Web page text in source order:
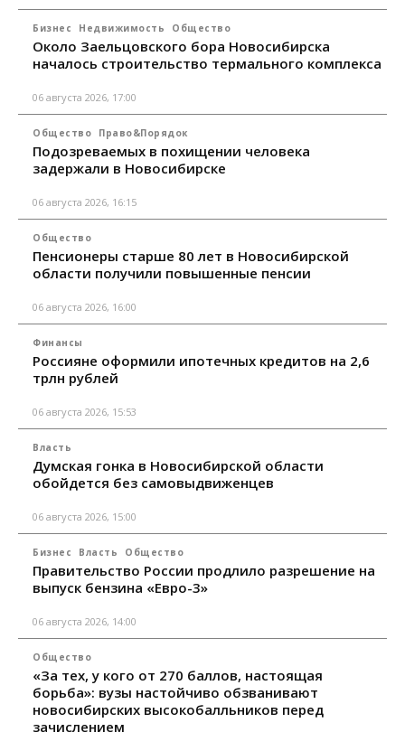
Бизнес Недвижимость Общество
Около Заельцовского бора Новосибирска
началось строительство термального комплекса
06 августа 2026, 17:00
Общество Право&Порядок
Подозреваемых в похищении человека
задержали в Новосибирске
06 августа 2026, 16:15
Общество
Пенсионеры старше 80 лет в Новосибирской
области получили повышенные пенсии
06 августа 2026, 16:00
Финансы
Россияне оформили ипотечных кредитов на 2,6
трлн рублей
06 августа 2026, 15:53
Власть
Думская гонка в Новосибирской области
обойдется без самовыдвиженцев
06 августа 2026, 15:00
Бизнес Власть Общество
Правительство России продлило разрешение на
выпуск бензина «Евро-3»
06 августа 2026, 14:00
Общество
«За тех, у кого от 270 баллов, настоящая
борьба»: вузы настойчиво обзванивают
новосибирских высокобалльников перед
зачислением